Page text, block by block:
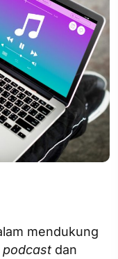
mendukung
podcast dan